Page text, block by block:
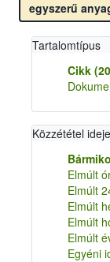
Tartalomtípus
Cikk
Közzététel ideje
Elmúlt
Elmúlt
Elmúlt
Elmúlt
Elmúlt
Egyéni